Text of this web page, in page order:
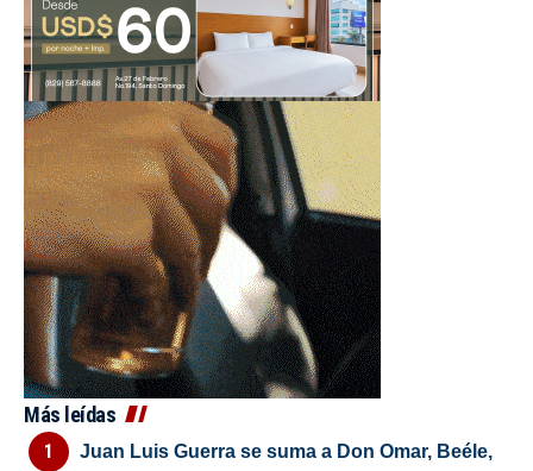
Más leídas
Juan Luis Guerra se suma a Don Omar, Beéle,